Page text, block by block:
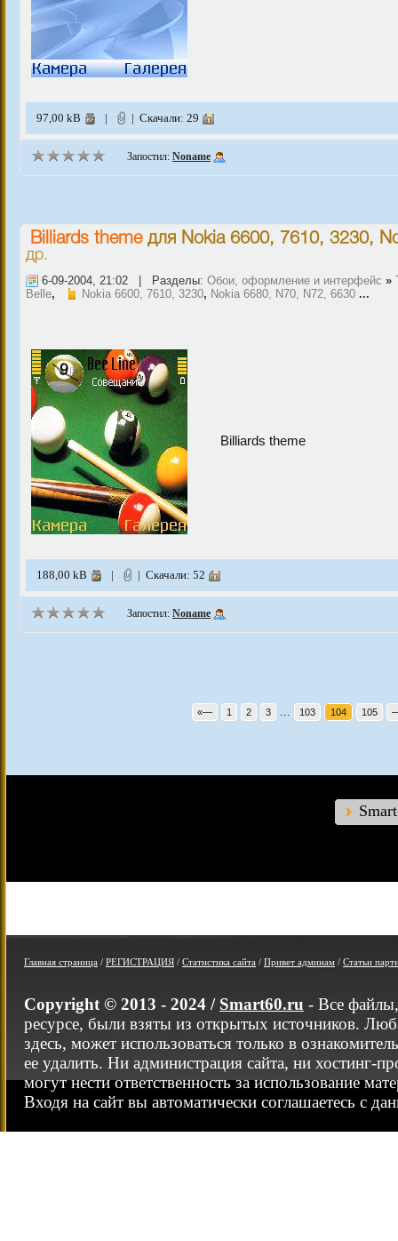
97,00 kB | | Скачали: 29
Запостил: Noname
Billiards themeдля Nokia 6600, 7610, 3230,
др.
6-09-2004, 21:02 | Разделы: Обои, оформление и интерфейс »
Belle, Nokia 6600, 7610, 3230, Nokia 6680, N70, N72, 6630 ...
Billiards theme
188,00 kB | | Скачали: 52
Запостил: Noname
«— 1 2 3 ... 103 104 105
Главная страница / РЕГИСТРАЦИЯ / Статистика сайта / Привет админам / Статьи
Copyright © 2013 - 2024 / Smart60.ru - Все
ресурсе, были взяты из открытых источников.
здесь, может использоваться только в
ее удалить. Ни администрация сайта, ни хостинг-
могут нести ответственность за использование
Входя на сайт вы автоматически соглашаетесь с